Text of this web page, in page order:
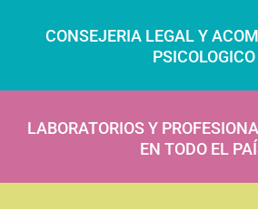
CONSEJERIA LEGAL Y
PSICOLOGICO
LABORATORIOS Y
EN TODO EL